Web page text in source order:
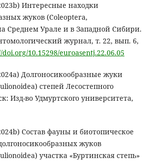
Интересные находки
жуков (Coleoptera,
Среднем Урале и в Западной Сибири.
журнал, т. 22, вып. 6,
10.15298/euroasentj.22.06.05
Долгоносикообразные жуки
степей Лесостепного
Изд-во Удмуртского университета,
Состав фауны и биотопическое
жуков
участка «Буртинская степь»